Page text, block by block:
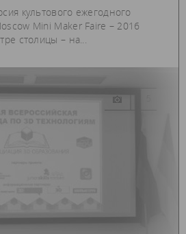
культового ежегодного
Mini Maker Faire – 2016
столицы – на...